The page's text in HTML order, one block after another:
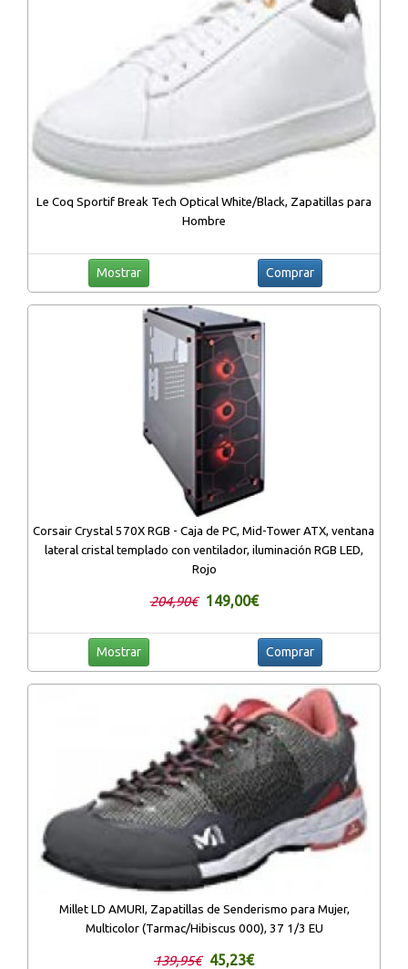
Le Coq Sportif Break Tech Optical White/Black, Zapatillas para
Hombre
Mostrar Comprar
Corsair Crystal 570X RGB - Caja de PC, Mid-Tower ATX, ventana
lateral cristal templado con ventilador, iluminación RGB LED,
Rojo
204,90€ 149,00€
Mostrar Comprar
Millet LD AMURI, Zapatillas de Senderismo para Mujer,
Multicolor (Tarmac/Hibiscus 000), 37 1/3 EU
139,95€ 45,23€